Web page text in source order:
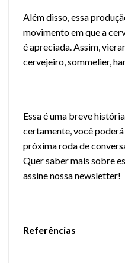
Além disso, essa
movimento em que a
é apreciada. Assim,
cervejeiro,sommelier,
Essa é uma breve
certamente, você
próxima roda de
Quer saber mais sobre
assine nossa newsletter!
Referências